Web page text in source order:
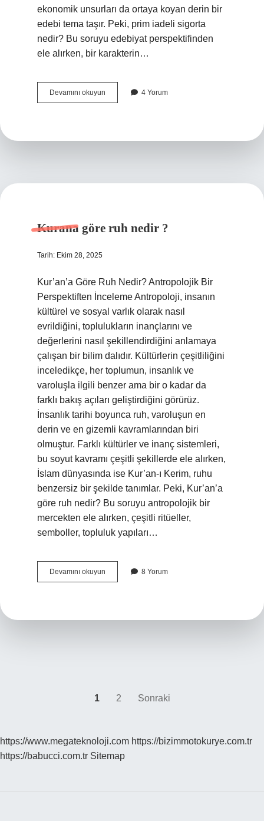
ekonomik unsurları da ortaya koyan derin bir
edebi tema taşır. Peki, prim iadeli sigorta
nedir? Bu soruyu edebiyat perspektifinden
ele alırken, bir karakterin…
Devamını okuyun
iadeli
4 Yorum
Kurana göre ruh nedir ?
Tarih: Ekim 28, 2025
Kur’an’a Göre Ruh Nedir? Antropolojik Bir
Perspektiften İnceleme Antropoloji, insanın
kültürel ve sosyal varlık olarak nasıl
evrildiğini, toplulukların inançlarını ve
değerlerini nasıl şekillendirdiğini anlamaya
çalışan bir bilim dalıdır. Kültürlerin çeşitliliğini
inceledikçe, her toplumun, insanlık ve
varoluşla ilgili benzer ama bir o kadar da
farklı bakış açıları geliştirdiğini görürüz.
İnsanlık tarihi boyunca ruh, varoluşun en
derin ve en gizemli kavramlarından biri
olmuştur. Farklı kültürler ve inanç sistemleri,
bu soyut kavramı çeşitli şekillerde ele alırken,
İslam dünyasında ise Kur’an-ı Kerim, ruhu
benzersiz bir şekilde tanımlar. Peki, Kur’an’a
göre ruh nedir? Bu soruyu antropolojik bir
mercekten ele alırken, çeşitli ritüeller,
semboller, topluluk yapıları…
Devamını okuyun
göre
8 Yorum
1 2 Sonraki
https://www.megateknoloji.com https://bizimmotokurye.com.tr
https://babucci.com.tr Sitemap